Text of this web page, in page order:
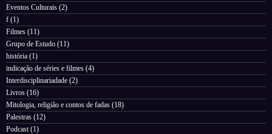
Eventos Culturais (2)
f (1)
Filmes (11)
Grupo de Estudo (11)
história (1)
indicação de séries e filmes (4)
Interdisciplinariadade (2)
Livros (16)
Mitologia, religião e contos de fadas (18)
Palestras (12)
Podcast (1)